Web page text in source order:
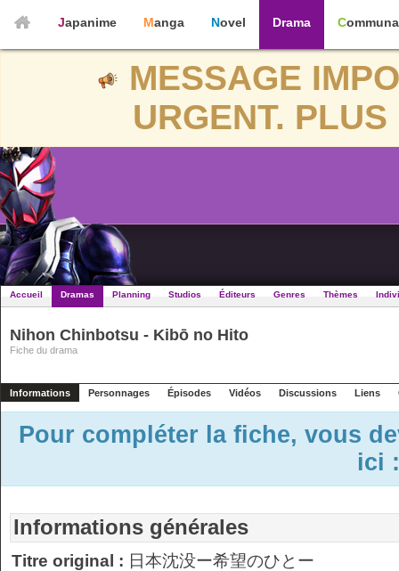
Japanime Manga Novel Drama
MESSAGE
URGENT.
Accueil Dramas Planning Studios Éditeurs Genres Thèmes
Nihon Chinbotsu - Kibō no Hito
Fiche du drama
Informations Personnages Épisodes Vidéos Discussions Liens
Pour compléter la fiche, vous
ici
Informations générales
Titre original : 日本沈没ー希望のひとー